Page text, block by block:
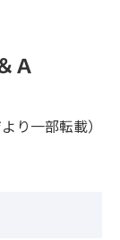
Ａ
り一部転載）